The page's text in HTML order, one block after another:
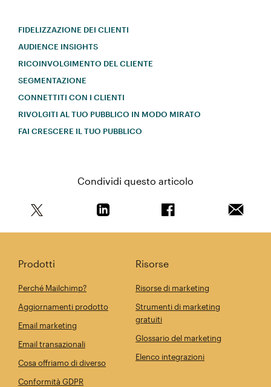
FIDELIZZAZIONE DEI CLIENTI
AUDIENCE INSIGHTS
RICOINVOLGIMENTO DEL CLIENTE
SEGMENTAZIONE
CONNETTITI CON I CLIENTI
RIVOLGITI AL TUO PUBBLICO IN MODO MIRATO
FAI CRESCERE IL TUO PUBBLICO
Condividi questo articolo
Prodotti
Perché Mailchimp?
Aggiornamenti prodotto
Email marketing
Email transazionali
Cosa offriamo di diverso
Conformità GDPR
Risorse
Risorse di marketing
Strumenti di marketing
gratuiti
Glossario del marketing
Elenco integrazioni